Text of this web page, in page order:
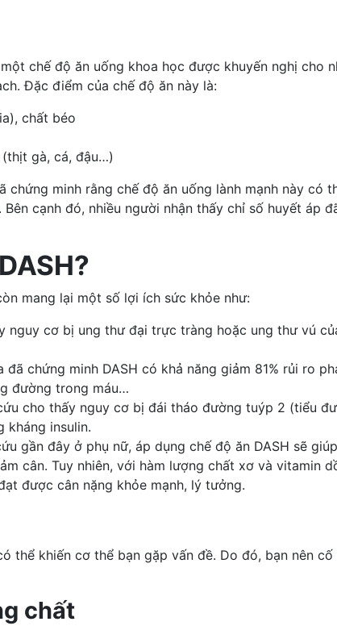
chế độ ăn uống khoa học được khuyến nghị cho
Đặc điểm của chế độ ăn này là:
chất béo
gà, cá, đậu…)
chứng minh rằng chế độ ăn uống lành mạnh này có
. Bên cạnh đó, nhiều người nhận thấy chỉ số huyết áp
mang lại một số lợi ích sức khỏe như:
nguy cơ bị ung thư đại trực tràng hoặc ung thư vú
đã chứng minh DASH có khả năng giảm 81% rủi ro
đường trong máu…
cho thấy nguy cơ bị đái tháo đường tuýp 2 (tiểu
kháng insulin.
gần đây ở phụ nữ, áp dụng chế độ ăn DASH sẽ
cân. Tuy nhiên, với hàm lượng chất xơ và vitamin
được cân nặng khỏe mạnh, lý tưởng.
thể khiến cơ thể bạn gặp vấn đề. Do đó, bạn nên
chất